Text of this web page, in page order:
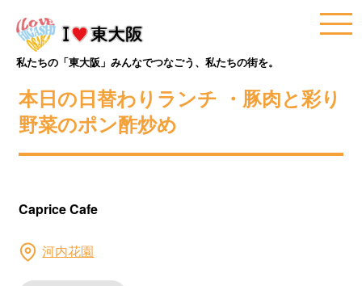
私たちの「東大阪」みんなでつなごう、私たちの街を。
本日の日替わりランチ ・豚肉と彩り
野菜のポン酢炒め
Caprice Cafe
河内花園